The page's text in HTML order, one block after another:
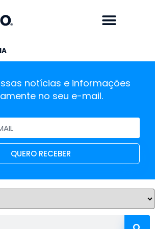
notícias e informações
no seu e-mail.
QUERO RECEBER